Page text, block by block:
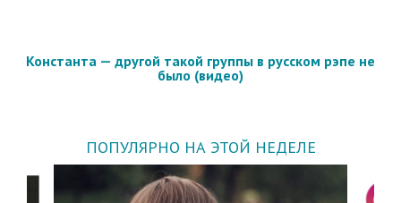
Константа — другой такой группы в русском рэпе не
было (видео)
ПОПУЛЯРНО НА ЭТОЙ НЕДЕЛЕ